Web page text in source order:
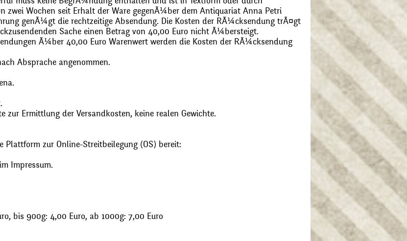
zwei Wochen seit Erhalt der Ware gegenÃ¼ber dem Antiquariat Anna Petri
genÃ¼gt die rechtzeitige Absendung. Die Kosten der RÃ¼cksendung trÃ¤gt
Sache einen Betrag von 40,00 Euro nicht Ã¼bersteigt.
Ã¼ber 40,00 Euro Warenwert werden die Kosten der RÃ¼cksendung
Absprache angenommen.
zur Ermittlung der Versandkosten, keine realen Gewichte.
Plattform zur Online-Streitbeilegung (OS) bereit:
Impressum.
bis 900g: 4,00 Euro, ab 1000g: 7,00 Euro